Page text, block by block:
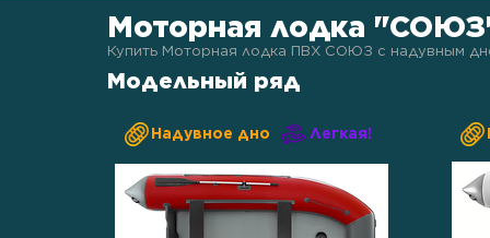
Моторная лодка
Купить Моторная лодка ПВХ СОЮЗ с надувным
Модельный ряд
Надувное дно Легкая!